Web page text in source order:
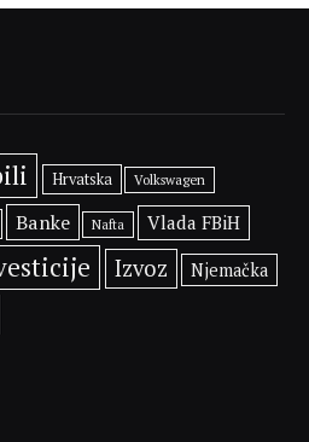
Hrvatska Volkswagen
Banke Nafta
Vlada FBiH
Izvoz Njemačka